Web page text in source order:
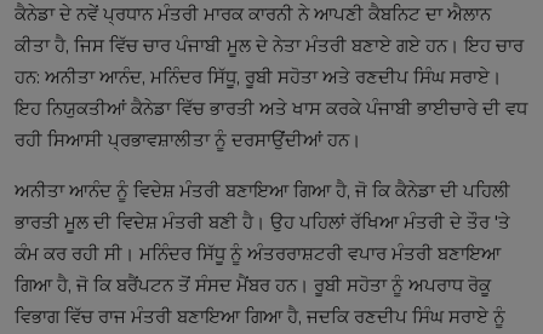
ਕੈਨੇਡਾ ਦੇ ਨਵੇਂ ਪ੍ਰਧਾਨ ਮੰਤਰੀ ਮਾਰਕ ਕਾਰਨੀ ਨੇ ਆਪਣੀ ਕੈਬਨਿਟ ਦਾ ਐਲਾਨ
ਕੀਤਾ ਹੈ, ਜਿਸ ਵਿੱਚ ਚਾਰ ਪੰਜਾਬੀ ਮੂਲ ਦੇ ਨੇਤਾ ਮੰਤਰੀ ਬਣਾਏ ਗਏ ਹਨ। ਇਹ ਚਾਰ
ਹਨ: ਅਨੀਤਾ ਆਨੰਦ, ਮਨਿੰਦਰ ਸਿੱਧੂ, ਰੂਬੀ ਸਹੋਤਾ ਅਤੇ ਰਣਦੀਪ ਸਿੰਘ ਸਰਾਏ।
ਇਹ ਨਿਯੁਕਤੀਆਂ ਕੈਨੇਡਾ ਵਿੱਚ ਭਾਰਤੀ ਅਤੇ ਖਾਸ ਕਰਕੇ ਪੰਜਾਬੀ ਭਾਈਚਾਰੇ ਦੀ ਵਧ
ਰਹੀ ਸਿਆਸੀ ਪ੍ਰਭਾਵਸ਼ਾਲੀਤਾ ਨੂੰ ਦਰਸਾਉਂਦੀਆਂ ਹਨ।
ਅਨੀਤਾ ਆਨੰਦ ਨੂੰ ਵਿਦੇਸ਼ ਮੰਤਰੀ ਬਣਾਇਆ ਗਿਆ ਹੈ, ਜੋ ਕਿ ਕੈਨੇਡਾ ਦੀ ਪਹਿਲੀ
ਭਾਰਤੀ ਮੂਲ ਦੀ ਵਿਦੇਸ਼ ਮੰਤਰੀ ਬਣੀ ਹੈ। ਉਹ ਪਹਿਲਾਂ ਰੱਖਿਆ ਮੰਤਰੀ ਦੇ ਤੌਰ 'ਤੇ
ਕੰਮ ਕਰ ਰਹੀ ਸੀ। ਮਨਿੰਦਰ ਸਿੱਧੂ ਨੂੰ ਅੰਤਰਰਾਸ਼ਟਰੀ ਵਪਾਰ ਮੰਤਰੀ ਬਣਾਇਆ
ਗਿਆ ਹੈ, ਜੋ ਕਿ ਬਰੈਂਪਟਨ ਤੋਂ ਸੰਸਦ ਮੈਂਬਰ ਹਨ। ਰੂਬੀ ਸਹੋਤਾ ਨੂੰ ਅਪਰਾਧ ਰੋਕੂ
ਵਿਭਾਗ ਵਿੱਚ ਰਾਜ ਮੰਤਰੀ ਬਣਾਇਆ ਗਿਆ ਹੈ, ਜਦਕਿ ਰਣਦੀਪ ਸਿੰਘ ਸਰਾਏ ਨੂੰ